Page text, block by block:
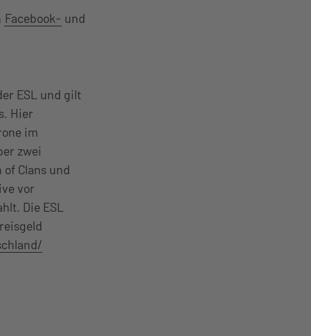
Facebook- und
ESL und gilt
Hier
im
zwei
Clans und
vor
Die ESL